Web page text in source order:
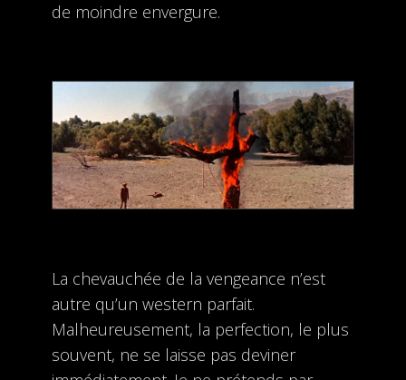
de moindre envergure.
La chevauchée de la vengeance n’est
autre qu’un western parfait.
Malheureusement, la perfection, le plus
souvent, ne se laisse pas deviner